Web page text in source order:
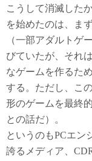
こうして消滅した
を始めたのは、ま
（一部アダルトゲ
びていたが、それ
なゲームを作るた
する。ただし、こ
形のゲームを最終
との話だ）。
というのもPCエン
誇るメディア、